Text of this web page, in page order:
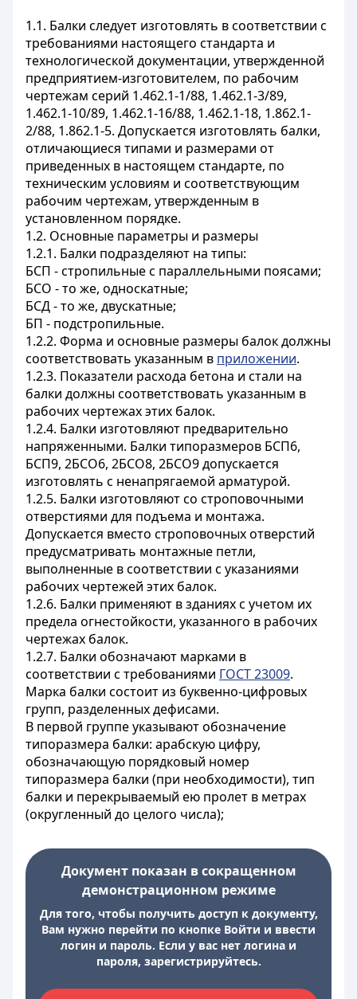
1.1. Балки следует изготовлять в соответствии с
требованиями настоящего стандарта и
технологической документации, утвержденной
предприятием-изготовителем, по рабочим
чертежам серий 1.462.1-1/88, 1.462.1-3/89,
1.462.1-10/89, 1.462.1-16/88, 1.462.1-18, 1.862.1-
2/88, 1.862.1-5. Допускается изготовлять балки,
отличающиеся типами и размерами от
приведенных в настоящем стандарте, по
техническим условиям и соответствующим
рабочим чертежам, утвержденным в
установленном порядке.
1.2. Основные параметры и размеры
1.2.1. Балки подразделяют на типы:
БСП - стропильные с параллельными поясами;
БСО - то же, односкатные;
БСД - то же, двускатные;
БП - подстропильные.
1.2.2. Форма и основные размеры балок должны
соответствовать указанным в приложении.
1.2.3. Показатели расхода бетона и стали на
балки должны соответствовать указанным в
рабочих чертежах этих балок.
1.2.4. Балки изготовляют предварительно
напряженными. Балки типоразмеров БСП6,
БСП9, 2БСО6, 2БСО8, 2БСО9 допускается
изготовлять с ненапрягаемой арматурой.
1.2.5. Балки изготовляют со строповочными
отверстиями для подъема и монтажа.
Допускается вместо строповочных отверстий
предусматривать монтажные петли,
выполненные в соответствии с указаниями
рабочих чертежей этих балок.
1.2.6. Балки применяют в зданиях с учетом их
предела огнестойкости, указанного в рабочих
чертежах балок.
1.2.7. Балки обозначают марками в
соответствии с требованиями ГОСТ 23009.
Марка балки состоит из буквенно-цифровых
групп, разделенных дефисами.
В первой группе указывают обозначение
типоразмера балки: арабскую цифру,
обозначающую порядковый номер
типоразмера балки (при необходимости), тип
балки и перекрываемый ею пролет в метрах
(округленный до целого числа);
Документ показан в сокращенном
демонстрационном режиме
Для того, чтобы получить доступ к документу,
Вам нужно перейти по кнопке Войти и ввести
логин и пароль. Если у вас нет логина и
пароля, зарегистрируйтесь.